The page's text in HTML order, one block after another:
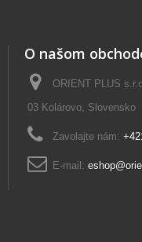
O našom
ORIENT PLUS
03 Kolárovo, Slovensko
Zavolajte nám:
E-mail: